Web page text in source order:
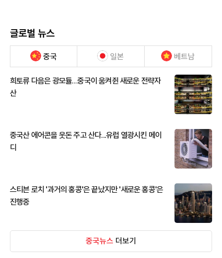
글로벌 뉴스
중국 일본 베트남
희토류 다음은 광모듈…중국이 움켜쥔 새로운 전략자
산
중국산 에어콘을 웃돈 주고 산다...유럽 열광시킨 메이
디
스티븐 로치 '과거의 홍콩'은 끝났지만 '새로운 홍콩'은
진행중
중국뉴스 더보기